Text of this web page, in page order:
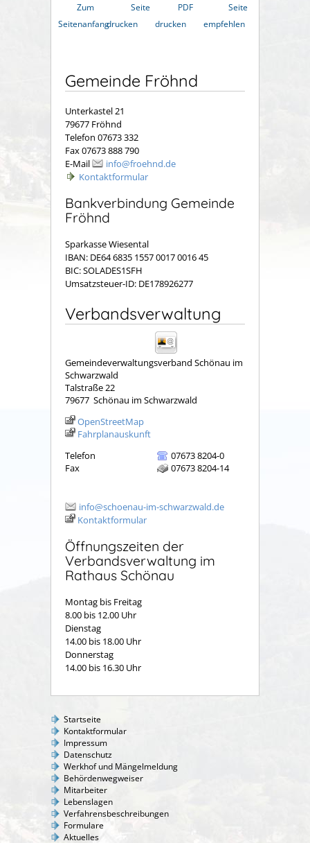
Zum
Seitenanfang
Seite
drucken
PDF
drucken
Seite
empfehlen
Gemeinde Fröhnd
Unterkastel 21
79677 Fröhnd
Telefon 07673 332
Fax 07673 888 790
E-Mail
info@froehnd.de
Kontaktformular
Bankverbindung Gemeinde
Fröhnd
Sparkasse Wiesental
IBAN: DE64 6835 1557 0017 0016 45
BIC: SOLADES1SFH
Umsatzsteuer-ID: DE178926277
Verbandsverwaltung
Gemeindeverwaltungsverband Schönau im
Schwarzwald
Talstraße 22
79677 Schönau im Schwarzwald
OpenStreetMap
Fahrplanauskunft
Telefon
07673 8204-0
Fax
07673 8204-14
info@schoenau-im-schwarzwald.de
Kontaktformular
Öffnungszeiten der
Verbandsverwaltung im
Rathaus Schönau
Montag bis Freitag
8.00 bis 12.00 Uhr
Dienstag
14.00 bis 18.00 Uhr
Donnerstag
14.00 bis 16.30 Uhr
Startseite
Kontaktformular
Impressum
Datenschutz
Werkhof und Mängelmeldung
Behördenwegweiser
Mitarbeiter
Lebenslagen
Verfahrensbeschreibungen
Formulare
Aktuelles